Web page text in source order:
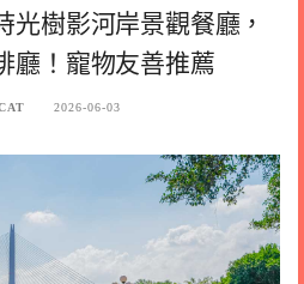
光樹影河岸景觀餐廳，
廳！寵物友善推薦
2026-06-03